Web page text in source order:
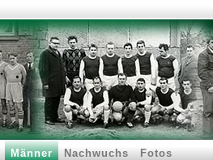
Männer Nachwuchs Fotos